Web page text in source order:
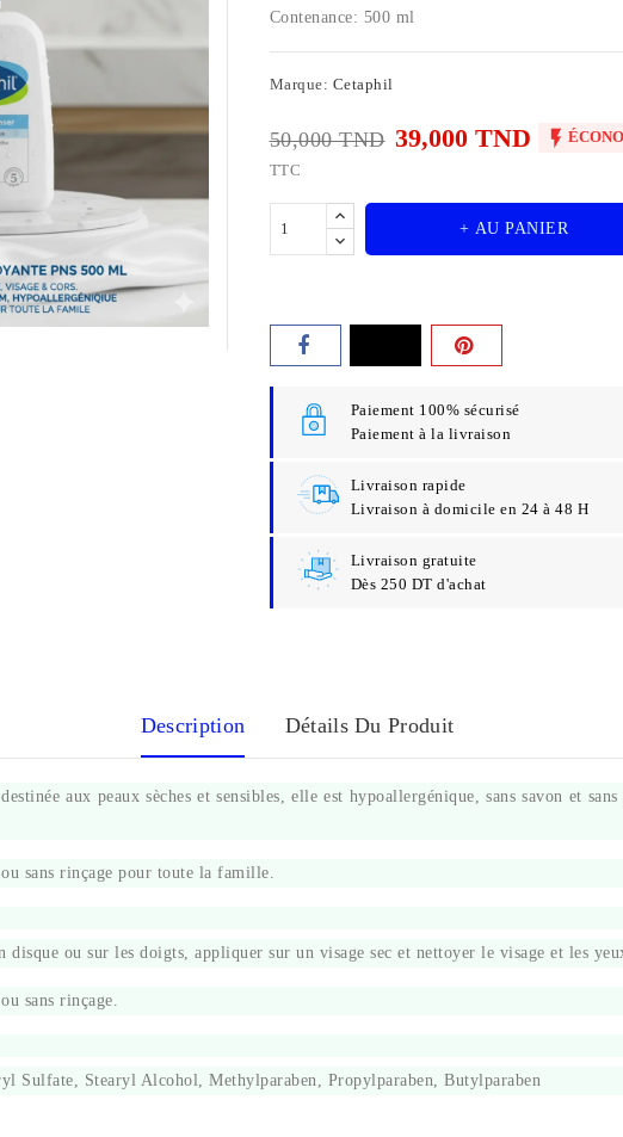
Contenance: 500 ml
Marque: Cetaphil
50,000 TND 39,000 TND 
TTC
+ AU PANIER
Paiement 100% sécurisé
Paiement à la livraison
Livraison rapide
Livraison à domicile en 24 à 48 H
Livraison gratuite
Dès 250 DT d'achat
Description Détails Du Produit
aux peaux sèches et sensibles, elle est hypoallergénique, sans savon et
sans rinçage pour toute la famille.
ou sur les doigts, appliquer sur un visage sec et nettoyer le visage et les
sans rinçage.
Sulfate, Stearyl Alcohol, Methylparaben, Propylparaben, Butylparaben